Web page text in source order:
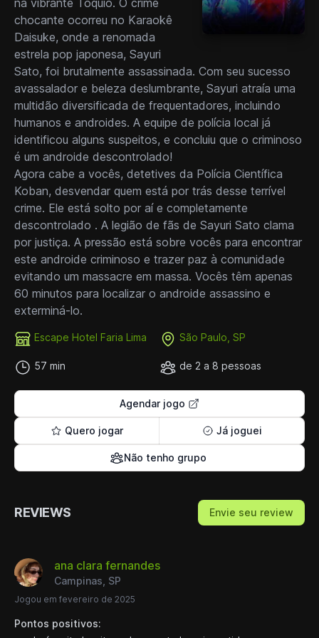
na vibrante Tóquio. O crime
chocante ocorreu no Karaokê
Daisuke, onde a renomada
estrela pop japonesa, Sayuri
Sato, foi brutalmente assassinada. Com seu sucesso
avassalador e beleza deslumbrante, Sayuri atraía uma
multidão diversificada de frequentadores, incluindo
humanos e androides. A equipe de polícia local já
identificou alguns suspeitos, e concluiu que o criminoso
é um androide descontrolado!
Agora cabe a vocês, detetives da Polícia Científica
Koban, desvendar quem está por trás desse terrível
crime. Ele está solto por aí e completamente
descontrolado . A legião de fãs de Sayuri Sato clama
por justiça. A pressão está sobre vocês para encontrar
este androide criminoso e trazer paz à comunidade
evitando um massacre em massa. Vocês têm apenas
60 minutos para localizar o androide assassino e
exterminá-lo.
Escape Hotel Faria Lima São Paulo, SP
57 min de 2 a 8 pessoas
Agendar jogo
Quero jogar Já joguei
Não tenho grupo
REVIEWS Envie seu review
ana clara fernandes
Campinas, SP
Jogou em fevereiro de 2025
Pontos positivos: